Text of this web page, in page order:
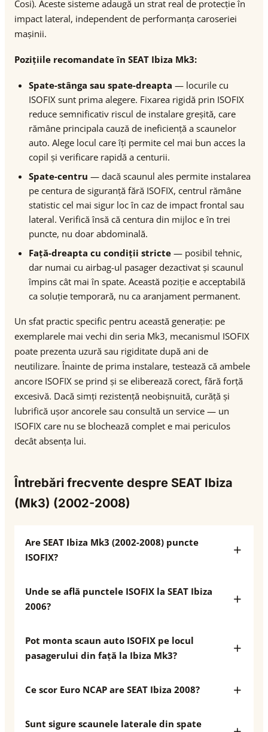
Cosi). Aceste sisteme adaugă un strat real de protecție în
impact lateral, independent de performanța caroseriei
mașinii.
Pozițiile recomandate în SEAT Ibiza Mk3:
Spate-stânga sau spate-dreapta — locurile cu
ISOFIX sunt prima alegere. Fixarea rigidă prin ISOFIX
reduce semnificativ riscul de instalare greșită, care
rămâne principala cauză de ineficiență a scaunelor
auto. Alege locul care îți permite cel mai bun acces la
copil și verificare rapidă a centurii.
Spate-centru — dacă scaunul ales permite instalarea
pe centura de siguranță fără ISOFIX, centrul rămâne
statistic cel mai sigur loc în caz de impact frontal sau
lateral. Verifică însă că centura din mijloc e în trei
puncte, nu doar abdominală.
Față-dreapta cu condiții stricte — posibil tehnic,
dar numai cu airbag-ul pasager dezactivat și scaunul
împins cât mai în spate. Această poziție e acceptabilă
ca soluție temporară, nu ca aranjament permanent.
Un sfat practic specific pentru această generație: pe
exemplarele mai vechi din seria Mk3, mecanismul ISOFIX
poate prezenta uzură sau rigiditate după ani de
neutilizare. Înainte de prima instalare, testează că ambele
ancore ISOFIX se prind și se eliberează corect, fără forță
excesivă. Dacă simți rezistență neobișnuită, curăță și
lubrifică ușor ancorele sau consultă un service — un
ISOFIX care nu se blochează complet e mai periculos
decât absența lui.
Întrebări frecvente despre SEAT Ibiza
(Mk3) (2002-2008)
Are SEAT Ibiza Mk3 (2002-2008) puncte
ISOFIX?
Unde se află punctele ISOFIX la SEAT Ibiza
2006?
Pot monta scaun auto ISOFIX pe locul
pasagerului din față la Ibiza Mk3?
Ce scor Euro NCAP are SEAT Ibiza 2008?
Sunt sigure scaunele laterale din spate